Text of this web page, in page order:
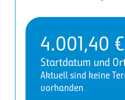
4.001,40 €
Startdatum und
Aktuell sind keine
vorhanden